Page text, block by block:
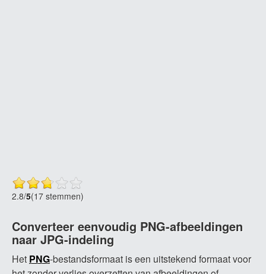
2.8/5(17 stemmen)
Converteer eenvoudig PNG-afbeeldingen
naar JPG-indeling
HetPNG-bestandsformaat is een uitstekend formaat voor